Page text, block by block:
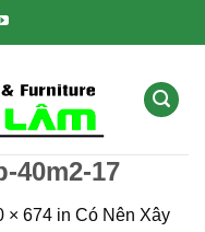
40m2-17
× 674 in Có Nên Xây